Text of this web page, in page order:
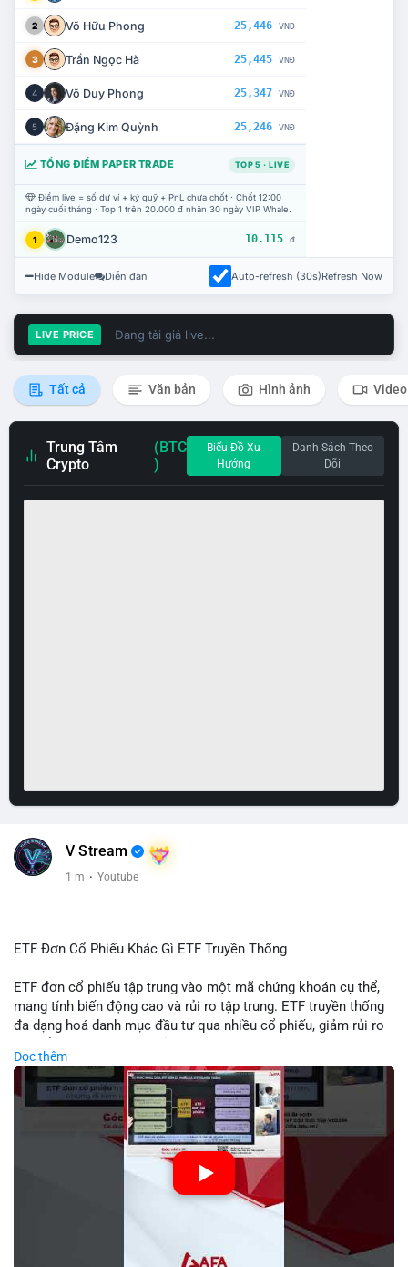
2 Võ Hữu Phong 25,446 VNĐ
3 Trần Ngọc Hà 25,445 VNĐ
4 Võ Duy Phong 25,347 VNĐ
5 Đặng Kim Quỳnh 25,246 VNĐ
TỔNG ĐIỂM PAPER TRADE TOP 5 · LIVE
Điểm live = số dư ví + ký quỹ + PnL chưa chốt · Chốt 12:00
ngày cuối tháng · Top 1 trên 20.000 đ nhận 30 ngày VIP Whale.
1 Demo123 10.115 đ
Hide Module Diễn đàn Auto-refresh (30s)Refresh Now
LIVE PRICE Đang tải giá live...
Tất cả Văn bản Hình ảnh Video
Trung Tâm
Crypto
(BTC
)
Biểu Đồ Xu
Hướng
Danh Sách Theo
Dõi
V Stream
1 m · Youtube
ETF Đơn Cổ Phiếu Khác Gì ETF Truyền Thống
ETF đơn cổ phiếu tập trung vào một mã chứng khoán cụ thể,
mang tính biến động cao và rủi ro tập trung. ETF truyền thống
đa dạng hoá danh mục đầu tư qua nhiều cổ phiếu, giảm rủi ro
sản và mức độ tiếp xúc với thị trường.
🎥 Xem video trực tiếp tại:
Nguồn: Tài chính & Kinh doanh
Đọc thêm